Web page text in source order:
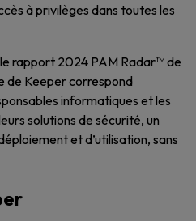
à privilèges dans toutes les
rapport 2024 PAM Radar™ de
de Keeper correspond
informatiques et les
solutions de sécurité, un
et d’utilisation, sans